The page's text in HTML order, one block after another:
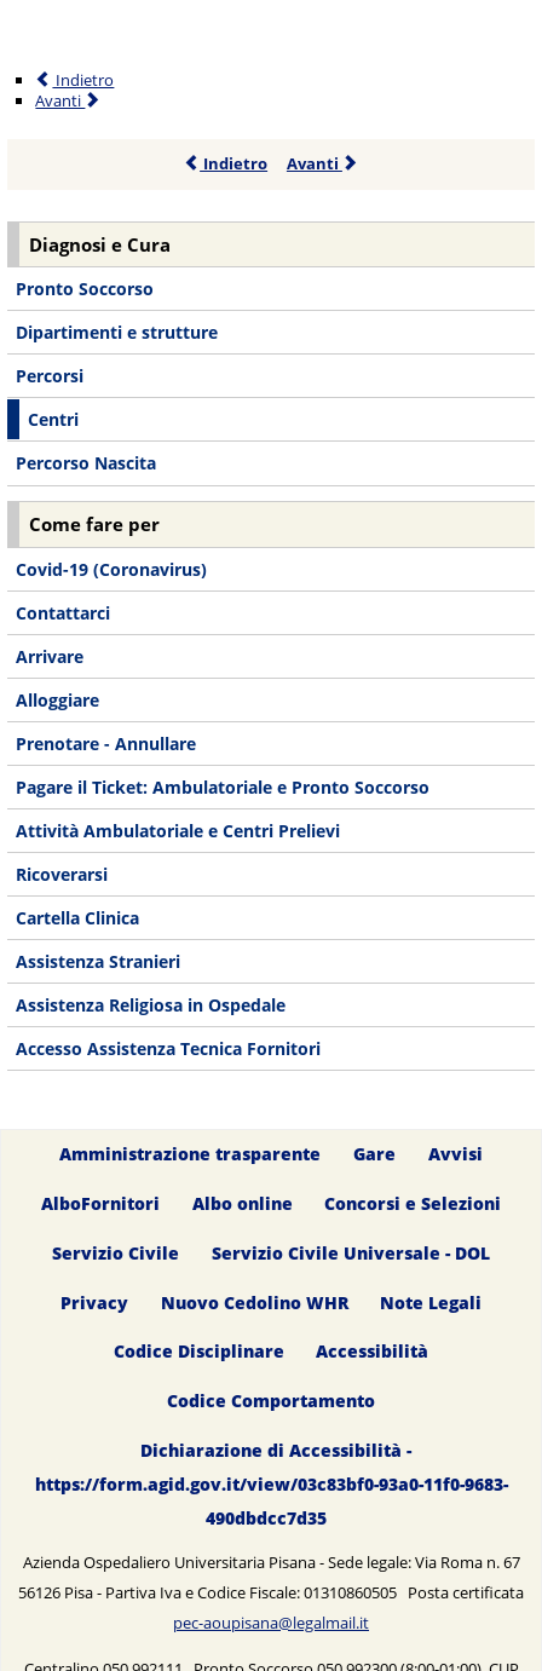
Indietro
Avanti
Indietro Avanti
Diagnosi e Cura
Pronto Soccorso
Dipartimenti e strutture
Percorsi
Centri
Percorso Nascita
Come fare per
Covid-19 (Coronavirus)
Contattarci
Arrivare
Alloggiare
Prenotare - Annullare
Pagare il Ticket: Ambulatoriale e Pronto Soccorso
Attività Ambulatoriale e Centri Prelievi
Ricoverarsi
Cartella Clinica
Assistenza Stranieri
Assistenza Religiosa in Ospedale
Accesso Assistenza Tecnica Fornitori
Amministrazione trasparente Gare Avvisi
AlboFornitori Albo online Concorsi e Selezioni
Servizio Civile Servizio Civile Universale - DOL
Privacy Nuovo Cedolino WHR Note Legali
Codice Disciplinare Accessibilità
Codice Comportamento
Dichiarazione di Accessibilità -
https://form.agid.gov.it/view/03c83bf0-93a0-11f0-9683-
490dbdcc7d35
Azienda Ospedaliero Universitaria Pisana - Sede legale: Via Roma n. 67
56126 Pisa - Partiva Iva e Codice Fiscale: 01310860505 Posta certificata
pec-aoupisana@legalmail.it